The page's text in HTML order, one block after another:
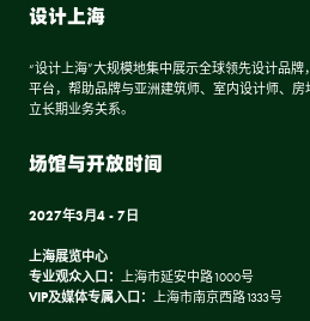
设计上海
“设计上海”大规模地集中展示全球领先设计品
平台，帮助品牌与亚洲建筑师、室内设计师、
立长期业务关系。
场馆与开放时间
2027年3月4 - 7日
上海展览中心
专业观众入口：
上海市延安中路1000号
VIP及媒体专属入口：
上海市南京西路1333号